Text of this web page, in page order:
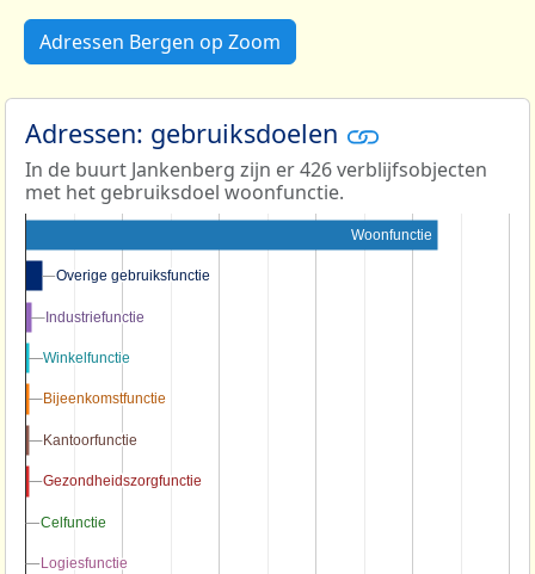
Adressen Bergen op Zoom
Adressen: gebruiksdoelen
In de buurt Jankenberg zijn er 426 verblijfsobjecten
met het gebruiksdoel woonfunctie.
Woonfunctie
Overige gebruiksfunctie
Overige gebruiksfunctie
Industriefunctie
Industriefunctie
Winkelfunctie
Winkelfunctie
Bijeenkomstfunctie
Bijeenkomstfunctie
Kantoorfunctie
Kantoorfunctie
Gezondheidszorgfunctie
Gezondheidszorgfunctie
Celfunctie
Celfunctie
Logiesfunctie
Logiesfunctie